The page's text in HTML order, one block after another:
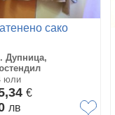
сако
Дупница,
юли
€
лв